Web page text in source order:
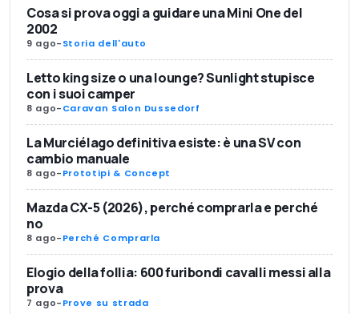
Cosa si prova oggi a guidare una Mini One del
2002
9 ago-Storia dell'auto
Letto king size o una lounge? Sunlight stupisce
con i suoi camper
8 ago-Caravan Salon Dussedorf
La Murciélago definitiva esiste: è una SV con
cambio manuale
8 ago-Prototipi & Concept
Mazda CX-5 (2026), perché comprarla e perché
no
8 ago-Perché Comprarla
Elogio della follia: 600 furibondi cavalli messi alla
prova
7 ago-Prove su strada